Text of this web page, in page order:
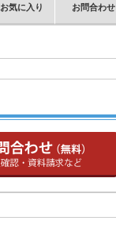
お気に入り お問合わせ